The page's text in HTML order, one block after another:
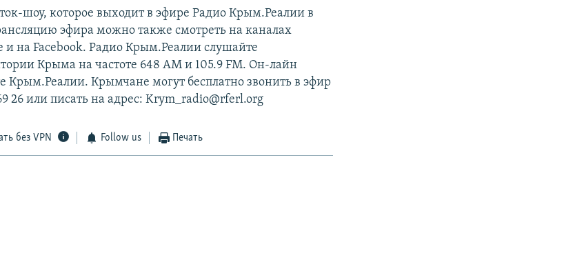
шоу, которое выходит в эфире Радио Крым.Реалии в
эфира можно также смотреть на каналах
на Facebook. Радио Крым.Реалии слушайте
Крыма на частоте 648 АМ и 105.9 FМ. Он-лайн
Крым.Реалии. Крымчане могут бесплатно звонить в эфир
26 или писать на адрес: Krym_radio@rferl.org
без VPN Follow us Печать